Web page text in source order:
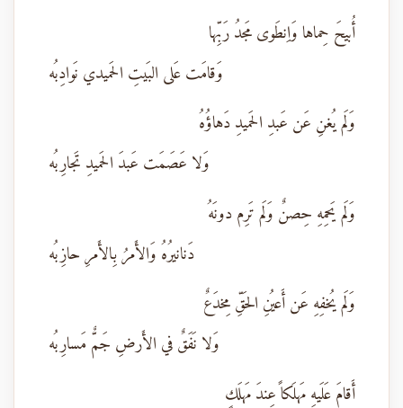
أُبيحَ حِماها وَاِنطَوى مَجدُ رَبِّها
وَقامَت عَلى البَيتِ الحَميدي نَوادِبُه
وَلَم يُغنِ عَن عَبدِ الحَميدِ دَهاؤُهُ
وَلا عَصَمَت عَبدَ الحَميدِ تَجارِبُه
وَلَم يَحمِهِ حِصنٌ وَلَم تَرِم دونَهُ
دَنانيرُهُ وَالأَمرُ بِالأَمرِ حازِبُه
وَلَم يُخفِهِ عَن أَعيُنِ الحَقِّ مِخدَعٌ
وَلا نَفَقٌ في الأَرضِ جَمٌّ مَسارِبُه
أَقامَ عَلَيهِ مَهلَكاً عِندَ مَهلَكٍ